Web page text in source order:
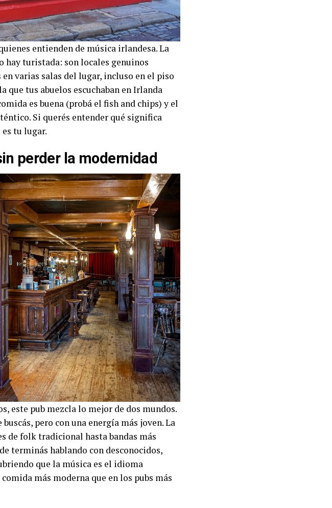
entienden de música irlandesa. La
hay turistada: son locales genuinos
varias salas del lugar, incluso en el piso
que tus abuelos escuchaban en Irlanda
es buena (probá el fish and chips) y el
Si querés entender qué significa
tu lugar.
perder la modernidad
este pub mezcla lo mejor de dos mundos.
pero con una energía más joven. La
de folk tradicional hasta bandas más
terminás hablando con desconocidos,
que la música es el idioma
más moderna que en los pubs más